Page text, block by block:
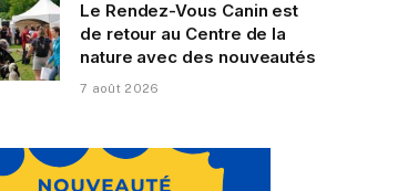
Le Rendez-Vous Canin est
de retour au Centre de la
nature avec des nouveautés
7 août 2026